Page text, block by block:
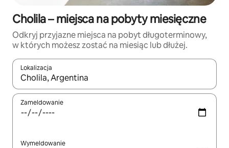
Cholila – miejsca na pobyty miesięczne
Odkryj przyjazne miejsca na pobyt długoterminowy,
w których możesz zostać na miesiąc lub dłużej.
Lokalizacja
Gdy wyniki będą dostępne, możesz poruszać się po nich za
Zameldowanie
Wymeldowanie